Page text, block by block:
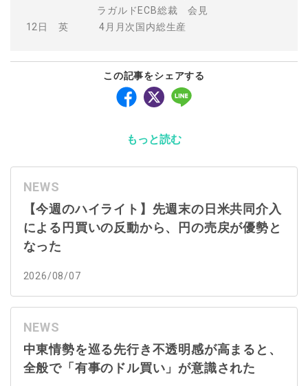
ラガルドECB総裁 会見
12日 英 4月月次国内総生産
この記事をシェアする
もっと読む
NEWS
【今週のハイライト】先週末の日米共同介入
による円買いの反動から、円の売戻が優勢と
なった
2026/08/07
NEWS
中東情勢を巡る先行き不透明感が高まると、
全般で「有事のドル買い」が意識された